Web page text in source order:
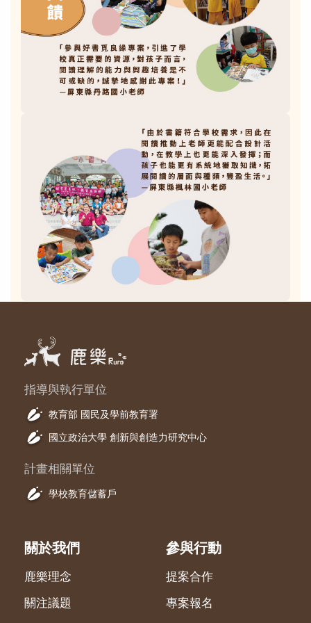
指導與執行單位
教育部 國民及學前教育署
國立政治大學 創新與創造力研究中心
計畫相關單位
學校教育儲蓄戶
關於我們
鹿樂理念
關注議題
參與行動
提案合作
專案報名